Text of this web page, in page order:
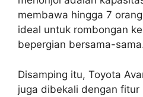
membawa hingga 7
ideal untuk rombongan
bepergian bersama-
Disamping itu, Toyota
juga dibekali dengan